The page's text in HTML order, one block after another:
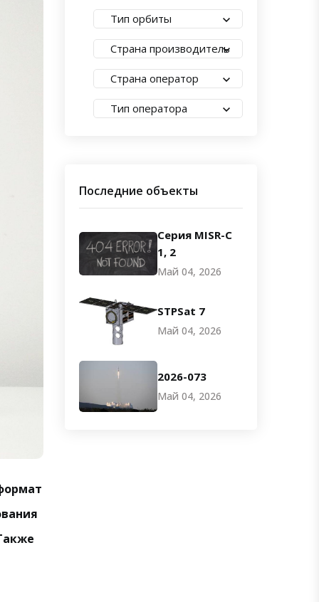
Тип орбиты
Страна производитель
Страна оператор
Тип оператора
Последние объекты
Серия MISR-C
1, 2
Май 04, 2026
STPSat 7
Май 04, 2026
2026-073
Май 04, 2026